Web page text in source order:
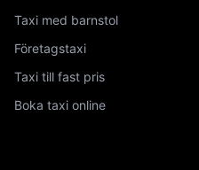
Taxi med barnstol
Företagstaxi
Taxi till fast pris
Boka taxi online